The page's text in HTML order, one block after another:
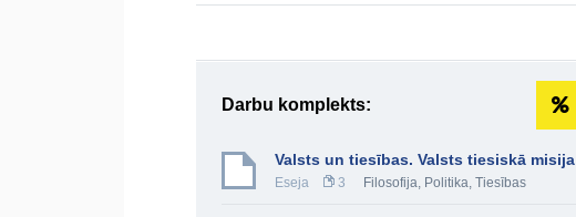
Darbu komplekts:
Valsts un tiesības. Valsts tiesiskā misija
Eseja 3 Filosofija, Politika, Tiesības